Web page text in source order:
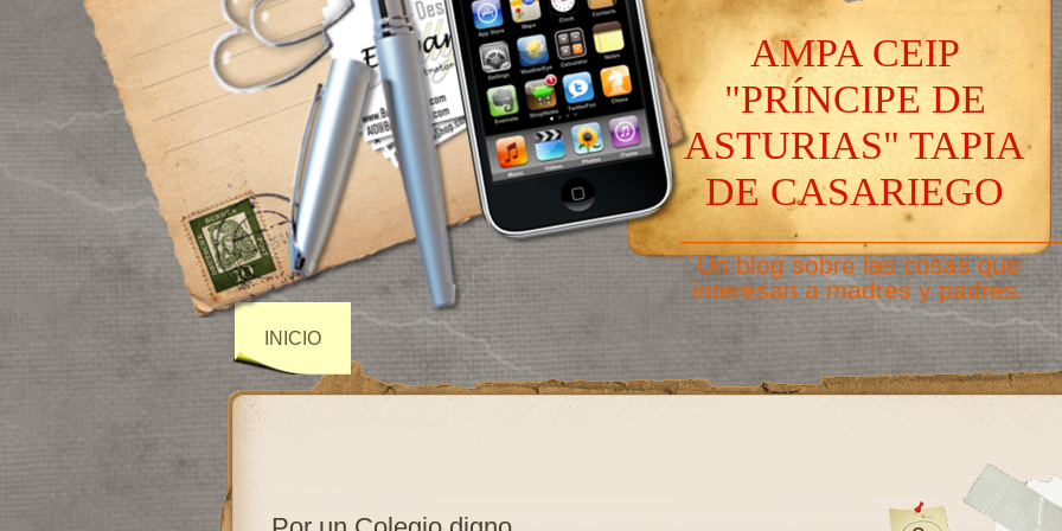
AMPA CEIP
"PRÍNCIPE DE
ASTURIAS" TAPIA
DE CASARIEGO
Un blog sobre las cosas que
interesan a madres y padres.
INICIO